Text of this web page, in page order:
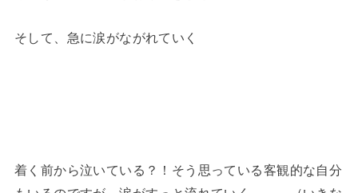
そして、急に涙がながれていく
着く前から泣いている？！そう思っている客観的な自分